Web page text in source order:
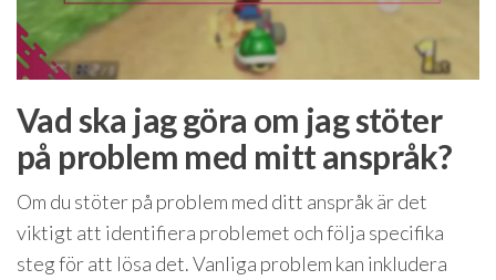
Vad ska jag göra om jag stöter
på problem med mitt anspråk?
Om du stöter på problem med ditt anspråk är det
viktigt att identifiera problemet och följa specifika
steg för att lösa det. Vanliga problem kan inkludera